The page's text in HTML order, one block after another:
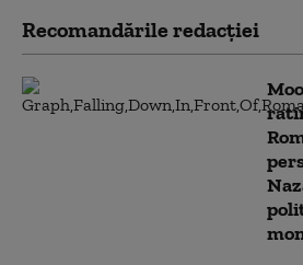
Recomandările redacţiei